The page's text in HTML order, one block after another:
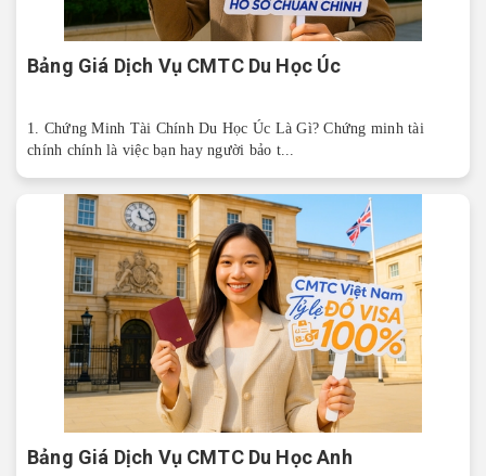
Bảng Giá Dịch Vụ CMTC Du Học Úc
1. Chứng Minh Tài Chính Du Học Úc Là Gì? Chứng minh tài
chính chính là việc bạn hay người bảo t...
Bảng Giá Dịch Vụ CMTC Du Học Anh